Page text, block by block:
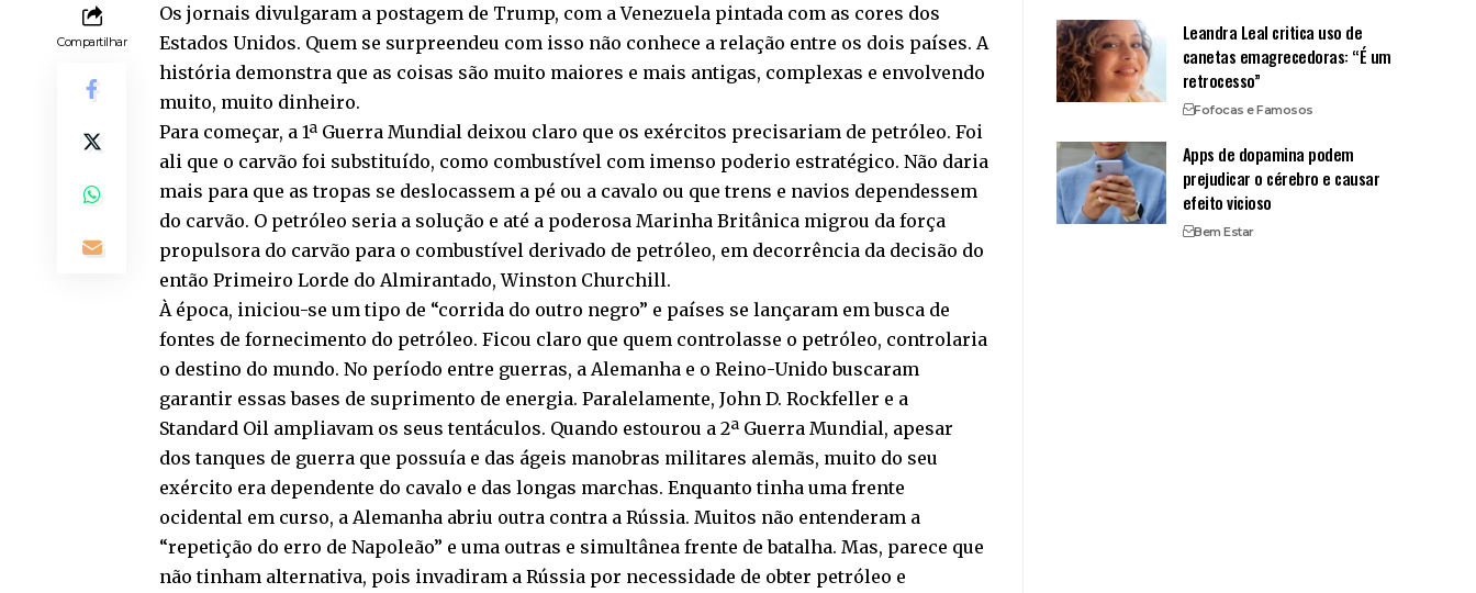
Compartilhar
Os jornais divulgaram a postagem de Trump, com a Venezuela pintada com as cores dos
Estados Unidos. Quem se surpreendeu com isso não conhece a relação entre os dois países. A
história demonstra que as coisas são muito maiores e mais antigas, complexas e envolvendo
muito, muito dinheiro.
Para começar, a 1ª Guerra Mundial deixou claro que os exércitos precisariam de petróleo. Foi
ali que o carvão foi substituído, como combustível com imenso poderio estratégico. Não daria
mais para que as tropas se deslocassem a pé ou a cavalo ou que trens e navios dependessem
do carvão. O petróleo seria a solução e até a poderosa Marinha Britânica migrou da força
propulsora do carvão para o combustível derivado de petróleo, em decorrência da decisão do
então Primeiro Lorde do Almirantado, Winston Churchill.
À época, iniciou-se um tipo de “corrida do outro negro” e países se lançaram em busca de
fontes de fornecimento do petróleo. Ficou claro que quem controlasse o petróleo, controlaria
o destino do mundo. No período entre guerras, a Alemanha e o Reino-Unido buscaram
garantir essas bases de suprimento de energia. Paralelamente, John D. Rockfeller e a
Standard Oil ampliavam os seus tentáculos. Quando estourou a 2ª Guerra Mundial, apesar
dos tanques de guerra que possuía e das ágeis manobras militares alemãs, muito do seu
exército era dependente do cavalo e das longas marchas. Enquanto tinha uma frente
ocidental em curso, a Alemanha abriu outra contra a Rússia. Muitos não entenderam a
“repetição do erro de Napoleão” e uma outras e simultânea frente de batalha. Mas, parece que
não tinham alternativa, pois invadiram a Rússia por necessidade de obter petróleo e
Leandra Leal critica uso de
canetas emagrecedoras: “É um
retrocesso”
Fofocas e Famosos
Apps de dopamina podem
prejudicar o cérebro e causar
efeito vicioso
Bem Estar